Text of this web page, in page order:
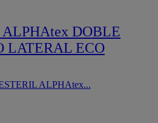
DOBLE
LATERAL ECO